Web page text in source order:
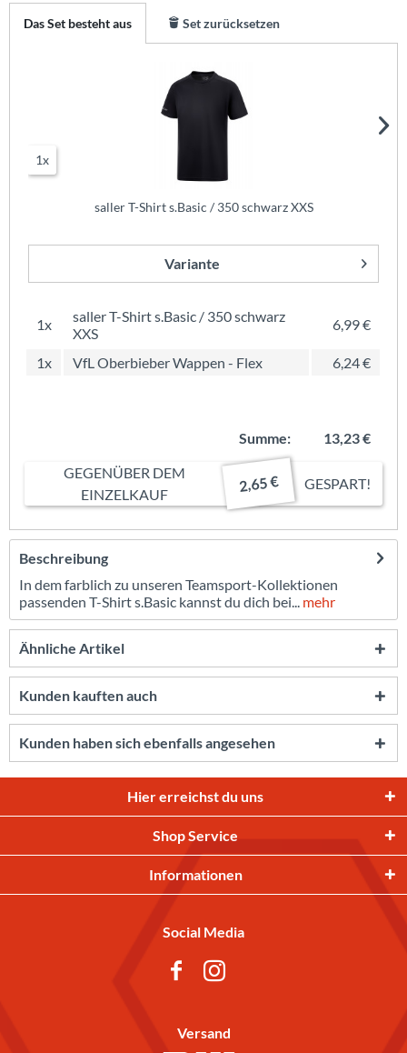
Das Set besteht aus Set zurücksetzen
1x
saller T-Shirt s.Basic / 350 schwarz XXS
Variante
1x
saller T-Shirt s.Basic / 350 schwarz
XXS
6,99 €
1x VfL Oberbieber Wappen - Flex 6,24 €
Summe:
13,23 €
GEGENÜBER DEM
EINZELKAUF
2,65 € GESPART!
Beschreibung
In dem farblich zu unseren Teamsport-Kollektionen
passenden T-Shirt s.Basic kannst du dich bei... mehr
Ähnliche Artikel
Kunden kauften auch
Kunden haben sich ebenfalls angesehen
Hier erreichst du uns
Shop Service
Informationen
Social Media
Versand